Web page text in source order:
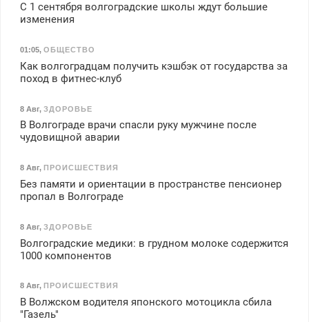
С 1 сентября волгоградские школы ждут большие
изменения
01:05, ОБЩЕСТВО
Как волгоградцам получить кэшбэк от государства за
поход в фитнес-клуб
8 Авг, ЗДОРОВЬЕ
В Волгограде врачи спасли руку мужчине после
чудовищной аварии
8 Авг, ПРОИСШЕСТВИЯ
Без памяти и ориентации в пространстве пенсионер
пропал в Волгограде
8 Авг, ЗДОРОВЬЕ
Волгоградские медики: в грудном молоке содержится
1000 компонентов
8 Авг, ПРОИСШЕСТВИЯ
В Волжском водителя японского мотоцикла сбила
"Газель"